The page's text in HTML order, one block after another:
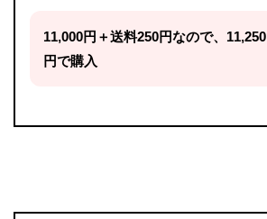
11,000円＋送料250円なので、11,250
円で購入